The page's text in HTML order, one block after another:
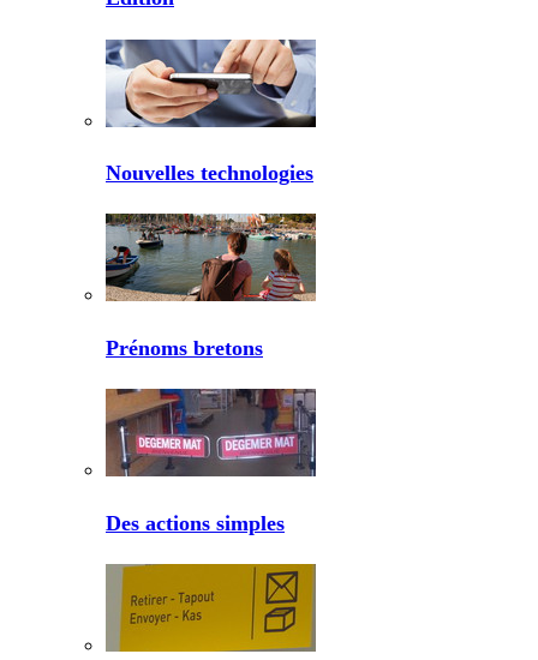
Nouvelles technologies
Prénoms bretons
Des actions simples